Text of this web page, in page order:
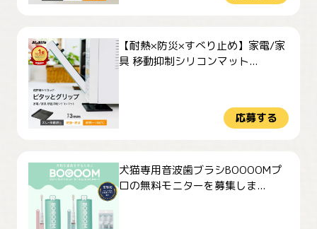
【耐熱×防災×すべり止め】家電/家
具 移動抑制シリコンマット...
応募する
犬猫専用音波歯ブラシBOOOOMプ
ロの無料モニターを募集しま...